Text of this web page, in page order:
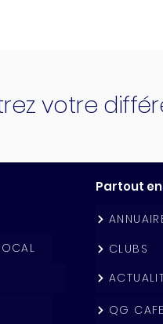
votre
Partout
CLUBS
QG CAFE